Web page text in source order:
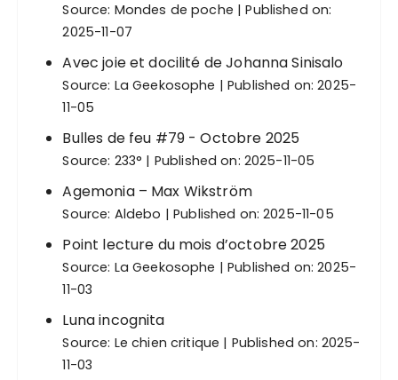
Source: Mondes de poche
Published on:
2025-11-07
Avec joie et docilité de Johanna Sinisalo
Source: La Geekosophe
Published on: 2025-
11-05
Bulles de feu #79 - Octobre 2025
Source: 233° Published on: 2025-11-05
Agemonia – Max Wikström
Source: Aldebo Published on: 2025-11-05
Point lecture du mois d’octobre 2025
Source: La Geekosophe
Published on: 2025-
11-03
Luna incognita
Source: Le chien critique
Published on: 2025-
11-03